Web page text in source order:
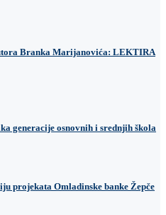
Branka Marijanovića: LEKTIRA
generacije osnovnih i srednjih škola
projekata Omladinske banke Žepče